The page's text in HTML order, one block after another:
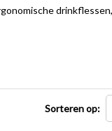
Sorteren op: